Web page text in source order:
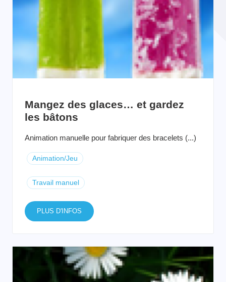
Mangez des glaces… et gardez
les bâtons
Animation manuelle pour fabriquer des bracelets (...)
Animation/Jeu
Travail manuel
PLUS D'INFOS